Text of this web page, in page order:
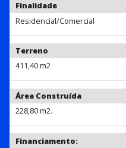
Finalidade
Residencial/Comercial
Terreno
411,40 m2
Área Construída
228,80 m2.
Financiamento: